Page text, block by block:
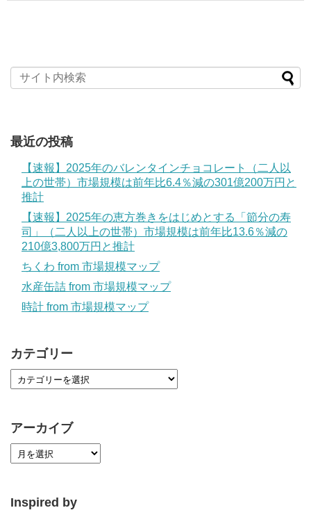
最近の投稿
【速報】2025年のバレンタインチョコレート（二人以
上の世帯）市場規模は前年比6.4％減の301億200万円と
推計
【速報】2025年の恵方巻きをはじめとする「節分の寿
司」（二人以上の世帯）市場規模は前年比13.6％減の
210億3,800万円と推計
ちくわ from 市場規模マップ
水産缶詰 from 市場規模マップ
時計 from 市場規模マップ
カテゴリー
アーカイブ
Inspired by